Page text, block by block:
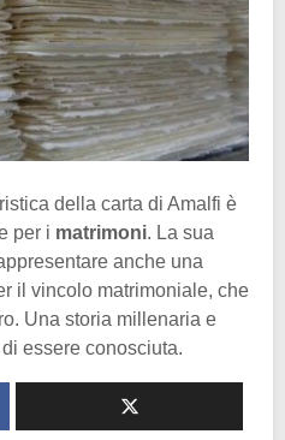
della carta di Amalfi è
per i matrimoni. La sua
anche una
il vincolo matrimoniale, che
Una storia millenaria e
essere conosciuta.